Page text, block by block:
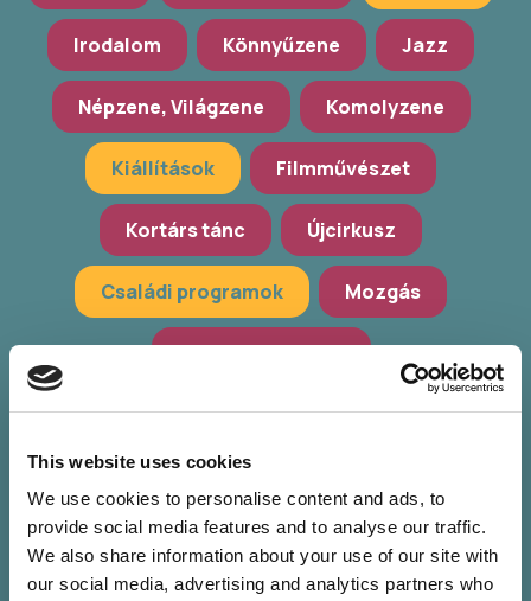
This website uses cookies
We use cookies to personalise content and ads, to
provide social media features and to analyse our traffic.
We also share information about your use of our site with
our social media, advertising and analytics partners who
Irodalom Könnyűzene Jazz
Népzene, Világzene Komolyzene
Kiállítások Filmművészet
Kortárs tánc Újcirkusz
Családi programok Mozgás
Hagyományőrzés
Workshop, előadások Zöld programok